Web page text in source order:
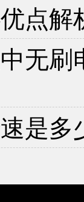
点解
无
是多